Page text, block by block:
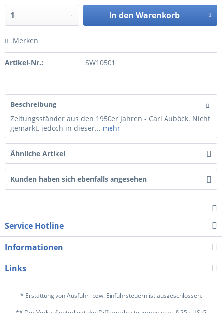
In den Warenkorb
Merken
Artikel-Nr.: SW10501
Beschreibung
Zeitungsständer aus den 1950er Jahren - Carl Auböck. Nicht
gemarkt, jedoch in dieser... mehr
Ähnliche Artikel
Kunden haben sich ebenfalls angesehen
Service Hotline
Informationen
Links
* Erstattung von Ausfuhr- bzw. Einfuhrsteuern ist ausgeschlossen.